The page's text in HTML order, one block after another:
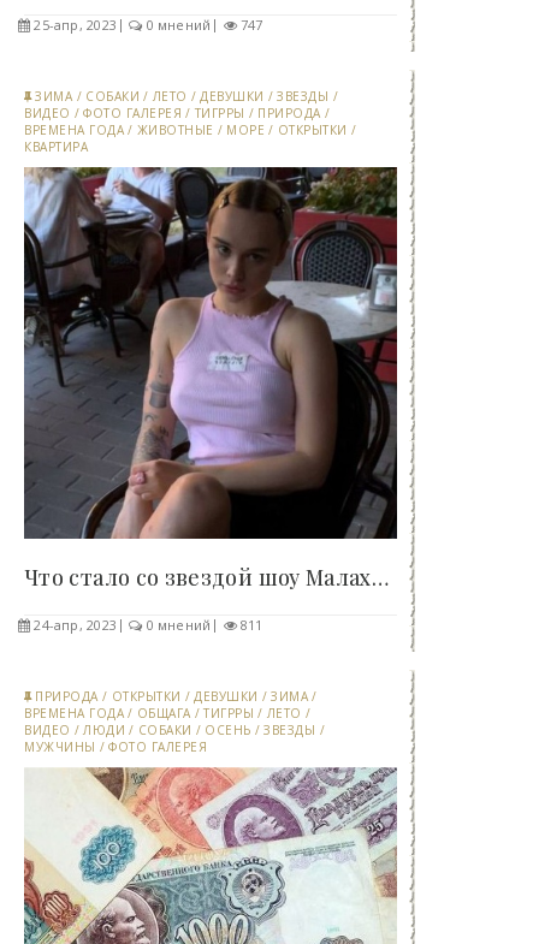
25-апр, 2023 0 мнений 747
ЗИМА / СОБАКИ / ЛЕТО / ДЕВУШКИ /ЗВЕЗДЫ /
ВИДЕО /ФОТО ГАЛЕРЕЯ / ТИГРРЫ / ПРИРОДА /
ВРЕМЕНА ГОДА / ЖИВОТНЫЕ / МОРЕ / ОТКРЫТКИ /
КВАРТИРА
Что стало со звездой шоу Малахова Дианой..
24-апр, 2023 0 мнений 811
ПРИРОДА / ОТКРЫТКИ /ДЕВУШКИ /ЗИМА /
ВРЕМЕНА ГОДА / ОБЩАГА /ТИГРРЫ / ЛЕТО /
ВИДЕО /ЛЮДИ / СОБАКИ / ОСЕНЬ /ЗВЕЗДЫ /
МУЖЧИНЫ /ФОТО ГАЛЕРЕЯ